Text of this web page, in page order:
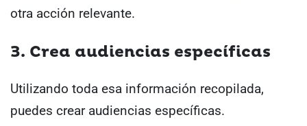
otra acción relevante.
3. Crea audiencias específicas
Utilizando toda esa información recopilada,
puedes crear audiencias específicas.